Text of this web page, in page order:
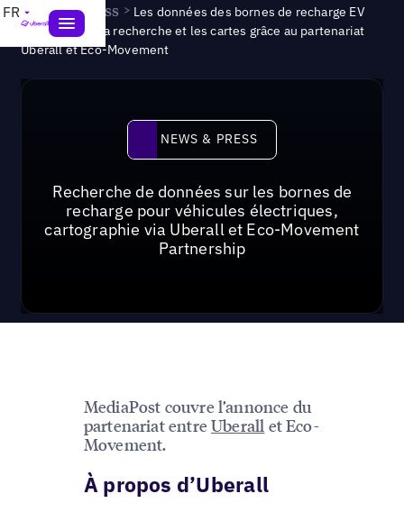
FR News & Press > Les données des bornes de recharge EV
arrivent dans la recherche et les cartes grâce au partenariat
Uberall et Eco-Movement
News & Press
NEWS & PRESS
Recherche de données sur les bornes de
recharge pour véhicules électriques,
cartographie via Uberall et Eco-Movement
Partnership
MediaPost couvre l’annonce du
partenariat entreUberall et Eco-
Movement.
À propos d’Uberall